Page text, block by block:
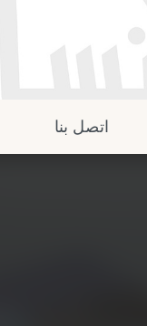
اتصل بنا